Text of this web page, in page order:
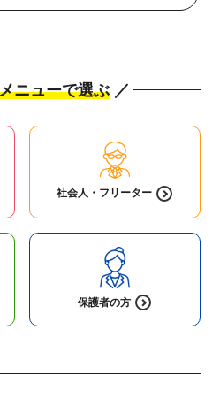
ニューで選ぶ ／
社会人・ フリーター
保護者の方